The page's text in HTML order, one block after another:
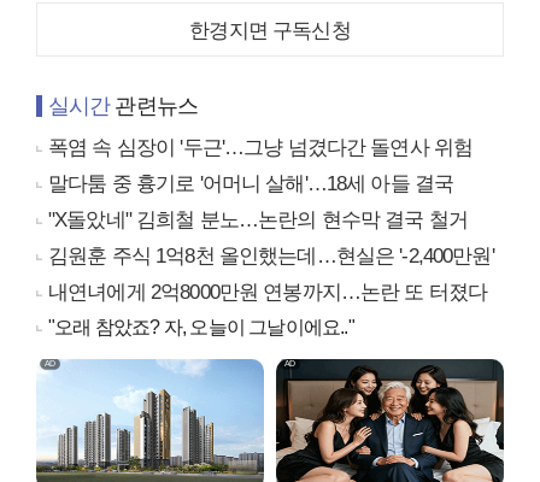
한경지면 구독신청
실시간관련뉴스
폭염 속 심장이 '두근'…그냥 넘겼다간 돌연사 위험
말다툼 중 흉기로 '어머니 살해'…18세 아들 결국
"X돌았네" 김희철 분노…논란의 현수막 결국 철거
김원훈 주식 1억8천 올인했는데…현실은 '-2,400만원'
내연녀에게 2억8000만원 연봉까지…논란 또 터졌다
"오래 참았죠? 자, 오늘이 그날이에요.."